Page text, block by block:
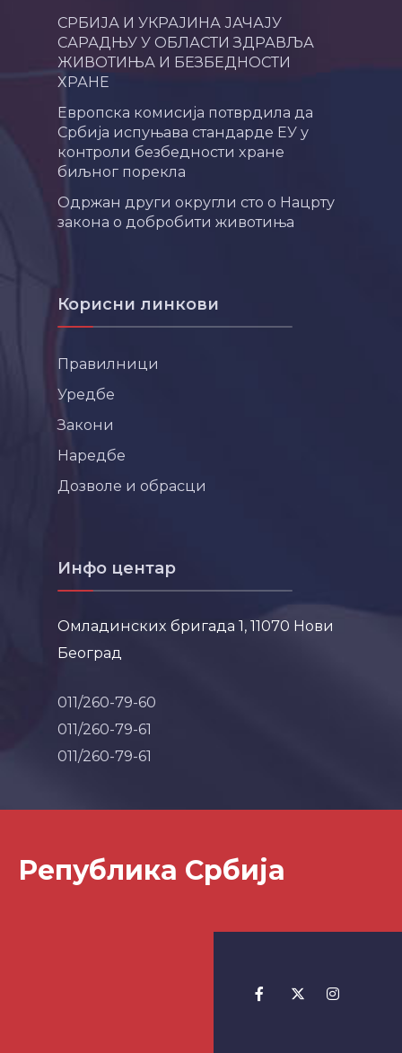
СРБИЈА И УКРАЈИНА ЈАЧАЈУ
САРАДЊУ У ОБЛАСТИ ЗДРАВЉА
ЖИВОТИЊА И БЕЗБЕДНОСТИ
ХРАНЕ
Европска комисија потврдила да
Србија испуњава стандарде ЕУ у
контроли безбедности хране
биљног порекла
Одржан други округли сто о Нацрту
закона о добробити животиња
Корисни линкови
Правилници
Уредбе
Закони
Наредбе
Дозволе и обрасци
Инфо центар
Омладинских бригада 1, 11070 Нови
Београд
011/260-79-60
011/260-79-61
011/260-79-61
Република Србија